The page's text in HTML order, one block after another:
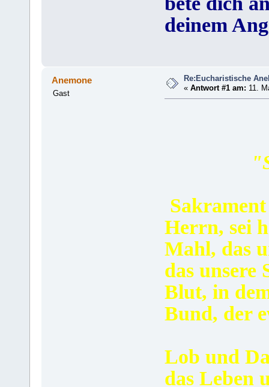
deinem
Anemone
Gast
Re:Eucharistische
«Antwort #1 am: 11.
Herrn, sei
Mahl, das
das unsere
Blut, in
Bund, der
Lob und
das Leben